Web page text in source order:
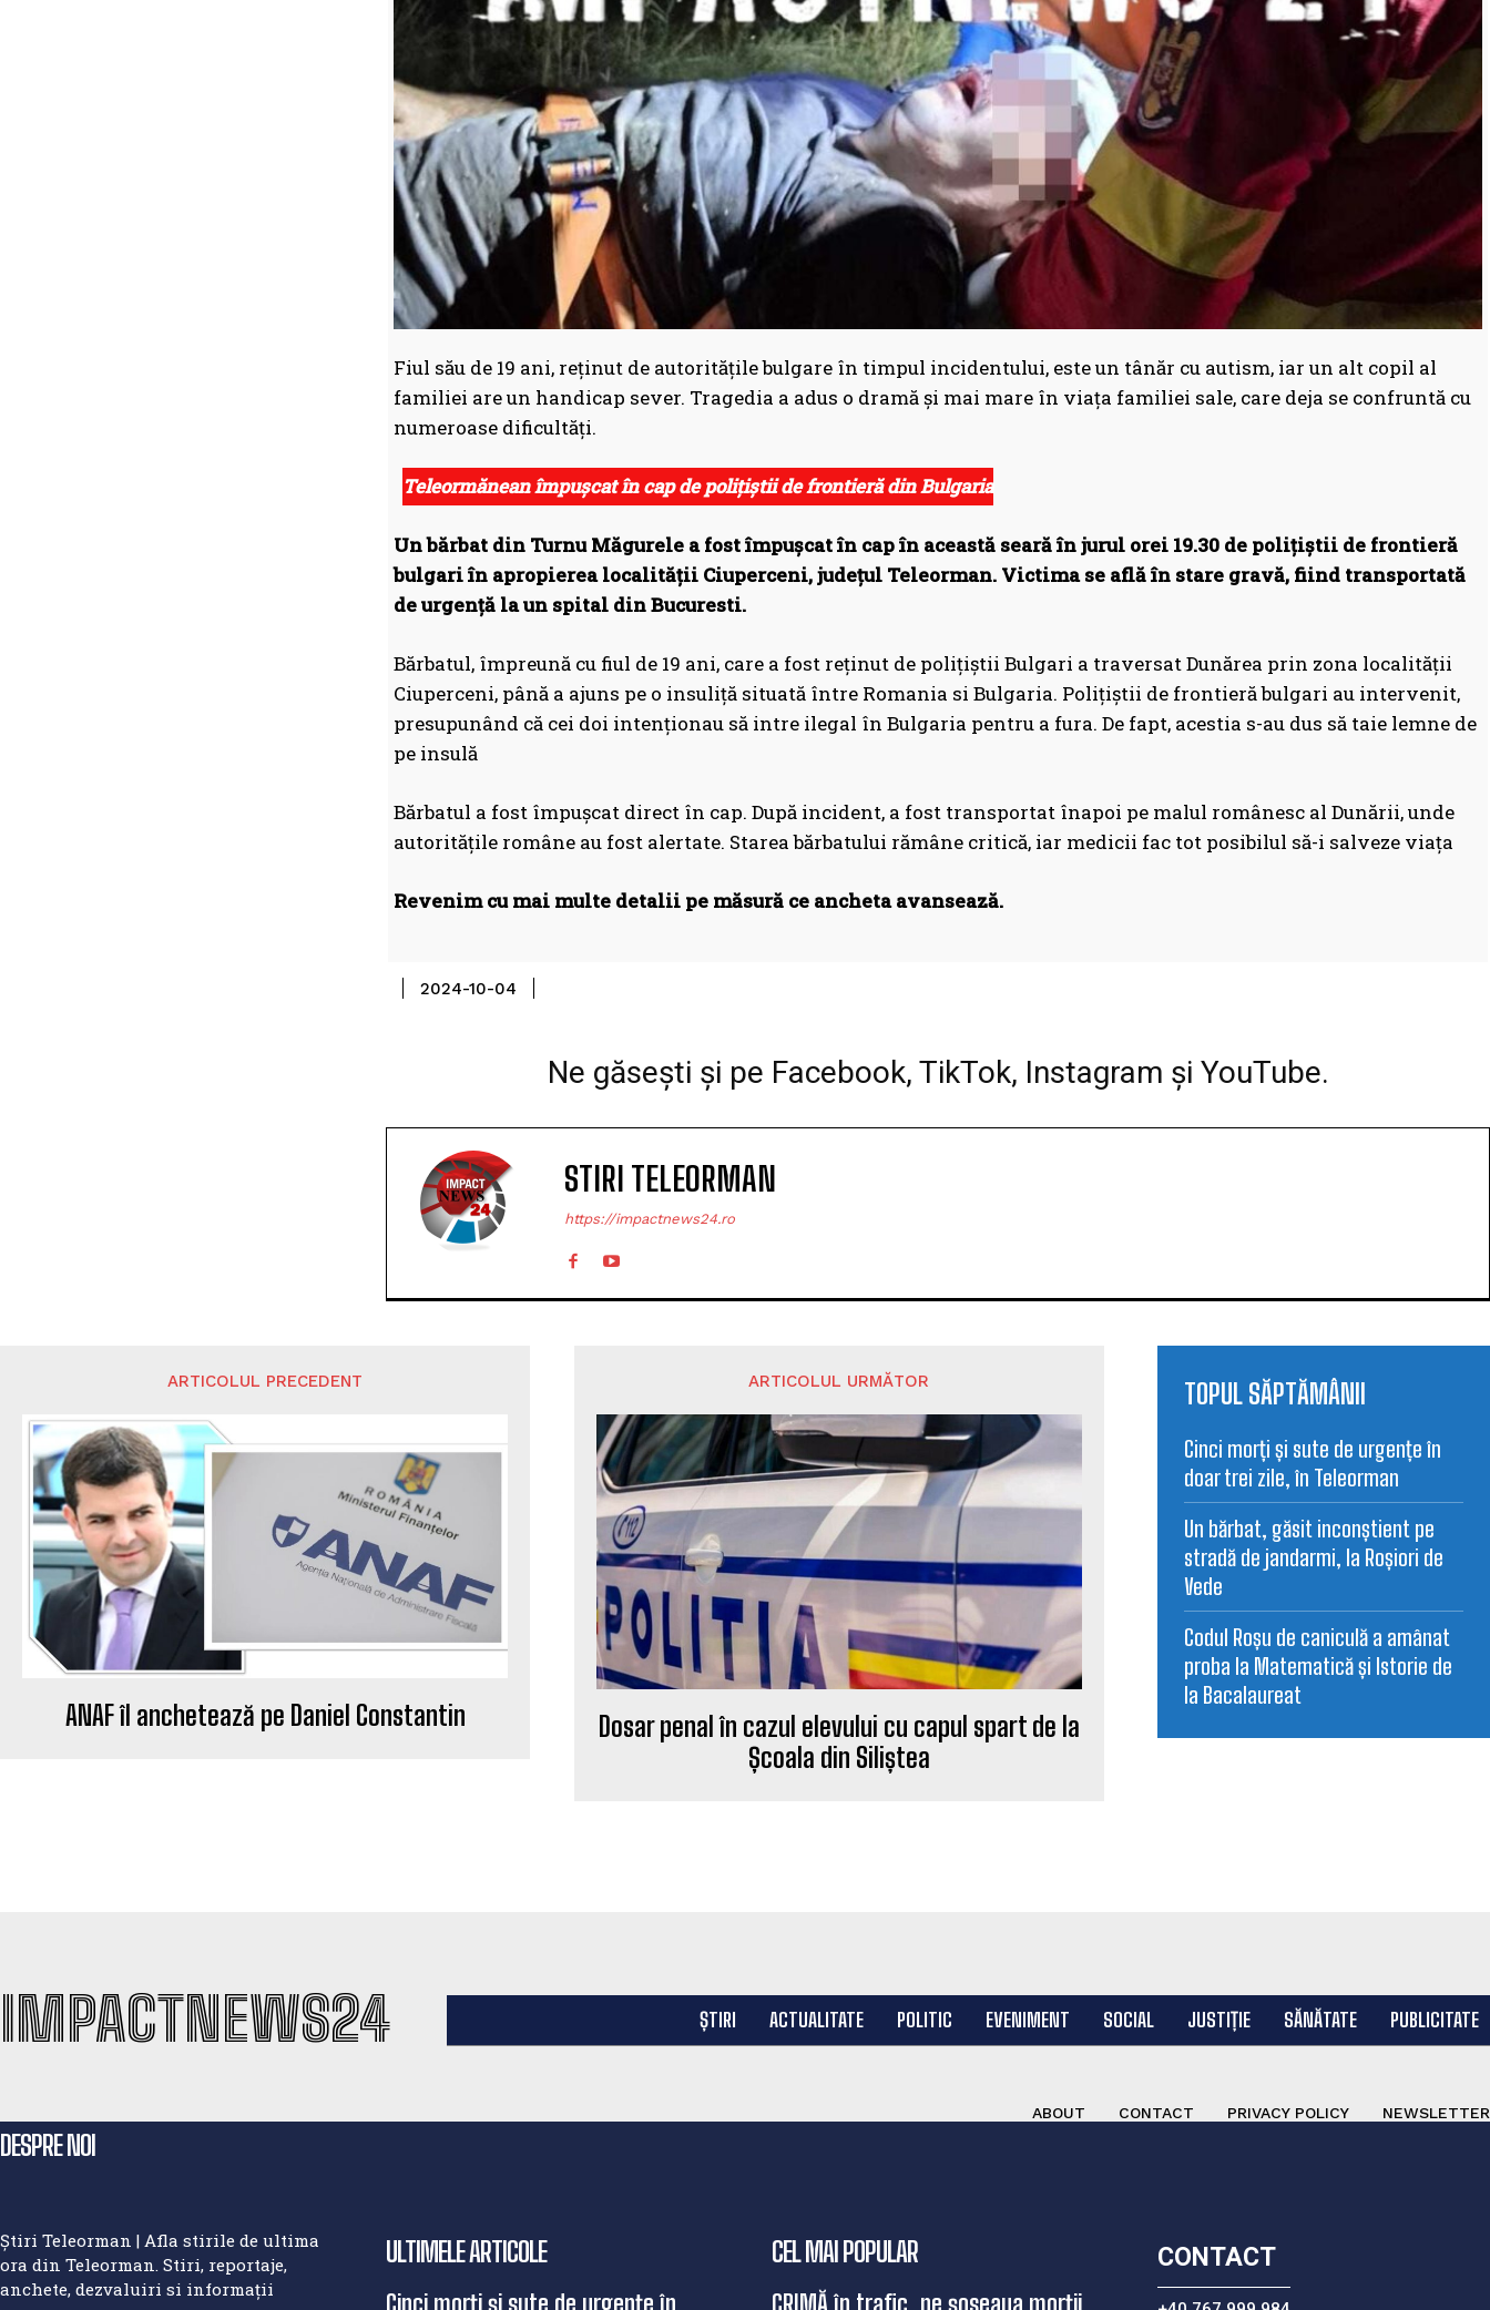
Fiul său de 19 ani, reținut de autoritățile bulgare în timpul incidentului, este un tânăr cu autism, iar un alt copil al
familiei are un handicap sever. Tragedia a adus o dramă și mai mare în viața familiei sale, care deja se confruntă cu
numeroase dificultăți.
Teleormănean împușcat în cap de polițiștii de frontieră din Bulgaria
Un bărbat din Turnu Măgurele a fost împușcat în cap în această seară în jurul orei 19.30 de polițiștii de frontieră
bulgari în apropierea localității Ciuperceni, județul Teleorman. Victima se află în stare gravă, fiind transportată
de urgență la un spital din Bucuresti.
Bărbatul, împreună cu fiul de 19 ani, care a fost reținut de polițiștii Bulgari a traversat Dunărea prin zona localității
Ciuperceni, până a ajuns pe o insuliță situată între Romania si Bulgaria. Polițiștii de frontieră bulgari au intervenit,
presupunând că cei doi intenționau să intre ilegal în Bulgaria pentru a fura. De fapt, acestia s-au dus să taie lemne de
pe insulă
Bărbatul a fost împușcat direct în cap. După incident, a fost transportat înapoi pe malul românesc al Dunării, unde
autoritățile române au fost alertate. Starea bărbatului rămâne critică, iar medicii fac tot posibilul să-i salveze viața
Revenim cu mai multe detalii pe măsură ce ancheta avansează.
2024-10-04
Ne găsești și pe Facebook, TikTok, Instagram și YouTube.
STIRI TELEORMAN
https://impactnews24.ro
ARTICOLUL PRECEDENT
ANAF îl anchetează pe Daniel Constantin
ARTICOLUL URMĂTOR
Dosar penal în cazul elevului cu capul spart de la
Școala din Siliștea
TOPUL SĂPTĂMÂNII
Cinci morți și sute de urgențe în
doar trei zile, în Teleorman
Un bărbat, găsit inconștient pe
stradă de jandarmi, la Roșiori de
Vede
Codul Roșu de caniculă a amânat
proba la Matematică și Istorie de
la Bacalaureat
IMPACTNEWS24 ȘTIRI ACTUALITATE POLITIC EVENIMENT SOCIAL JUSTIȚIE SĂNĂTATE PUBLICITATE
ABOUT CONTACT PRIVACY POLICY NEWSLETTER
DESPRE NOI
Știri Teleorman | Afla stirile de ultima
ora din Teleorman. Stiri, reportaje,
anchete, dezvaluiri si informații
ULTIMELE ARTICOLE CEL MAI POPULAR CONTACT